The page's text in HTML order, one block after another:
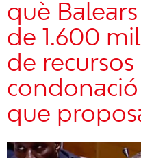
què
de 1.600
de
que